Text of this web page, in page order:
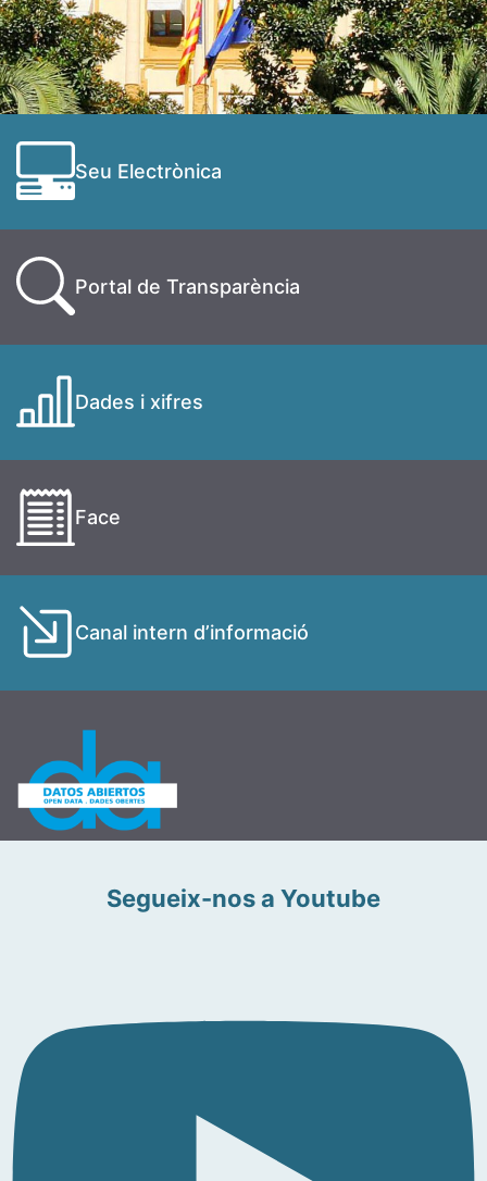
Seu Electrònica
Portal de Transparència
Dades i xifres
Face
Canal intern d’informació
Segueix-nos a Youtube